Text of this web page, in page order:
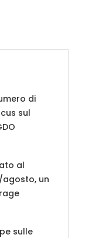
di
sul
al
un
sulle